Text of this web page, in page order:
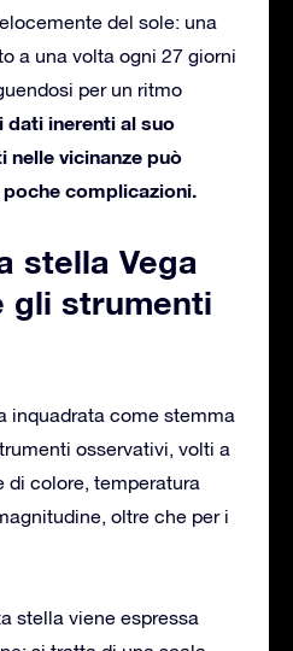
del sole: una
a una volta ogni 27 giorni
per un ritmo
dati inerenti al suo
nelle vicinanze può
complicazioni.
stella Vega
gli strumenti
inquadrata come stemma
osservativi, volti a
di colore, temperatura
oltre che per i
stella viene espressa